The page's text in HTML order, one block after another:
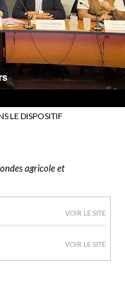
LE DISPOSITIF
agricole et
VOIR LE SITE
VOIR LE SITE